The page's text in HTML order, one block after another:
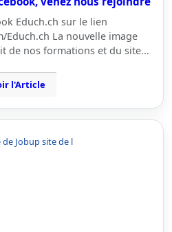
Educh.ch sur le lien
Educh.ch La nouvelle image
de nos formations et du site...
l'Article